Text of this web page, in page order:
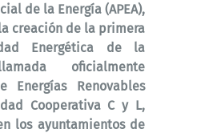
de la Energía (APEA),
creación de la primera
Energética de la
oficialmente
Energías Renovables
Cooperativa C y L,
los ayuntamientos de